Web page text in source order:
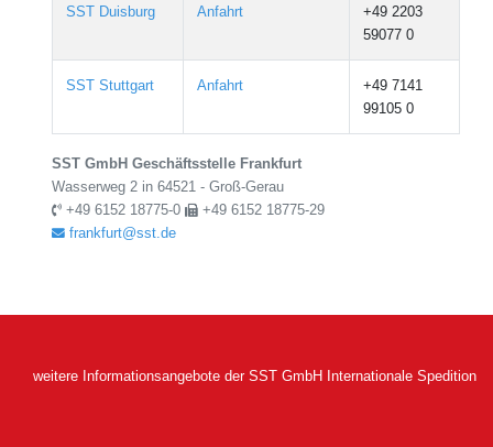
SST Duisburg Anfahrt
+49 2203
59077 0
SST Stuttgart Anfahrt
+49 7141
99105 0
SST GmbH Geschäftsstelle Frankfurt
Wasserweg 2 in 64521 - Groß-Gerau
+49 6152 18775-0
+49 6152 18775-29
frankfurt@sst.de
weitere Informationsangebote der SST GmbH Internationale Spedition